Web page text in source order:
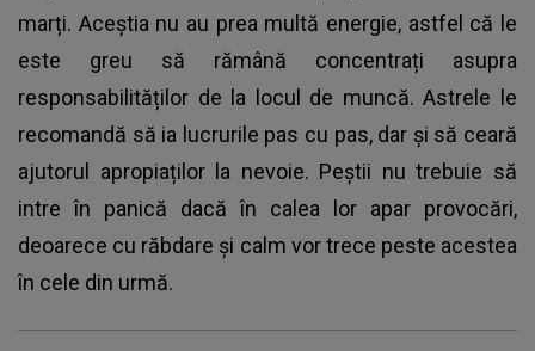
marți. Aceștia nu au prea multă energie, astfel că le
este greu să rămână concentrați asupra
responsabilităților de la locul de muncă. Astrele le
recomandă să ia lucrurile pas cu pas, dar și să ceară
ajutorul apropiaților la nevoie. Peștii nu trebuie să
intre în panică dacă în calea lor apar provocări,
deoarece cu răbdare și calm vor trece peste acestea
în cele din urmă.